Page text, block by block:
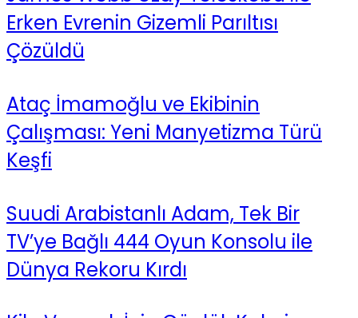
Erken Evrenin Gizemli Parıltısı
Çözüldü
Ataç İmamoğlu ve Ekibinin
Çalışması: Yeni Manyetizma Türü
Keşfi
Suudi Arabistanlı Adam, Tek Bir
TV’ye Bağlı 444 Oyun Konsolu ile
Dünya Rekoru Kırdı